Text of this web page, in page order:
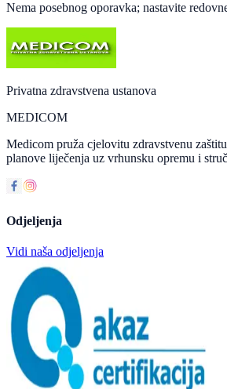
Nema posebnog oporavka; nastavite
Privatna zdravstvena ustanova
MEDICOM
Medicom pruža cjelovitu zdravstvenu
planove liječenja uz vrhunsku opremu i
Odjeljenja
Vidi naša odjeljenja